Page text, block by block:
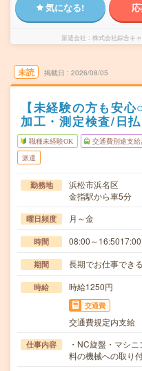
気になる!
派遣会社 株式会社綜合キ
未読 掲載日 2026/08/05
【未経験の方も安
加工・測定検査/日
職種未経験OK 交通費別途支給
派遣
勤務地
浜松市浜名区
金指駅から車5分
曜日頻度 月～金
時間 08:00～
期間 長期でお仕事でき
時給 時給1250円
交通費
交通費規定内支給
仕事内容
・NC旋盤・マシ
料の機械への取り